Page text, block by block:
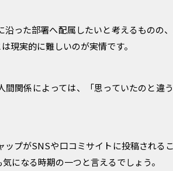
った部署へ配属したいと考えるものの
現実的に難しいのが実情です。
関係によっては、「思っていたのと違
プがSNSや口コミサイトに投稿される
になる時期の一つと言えるでしょう。